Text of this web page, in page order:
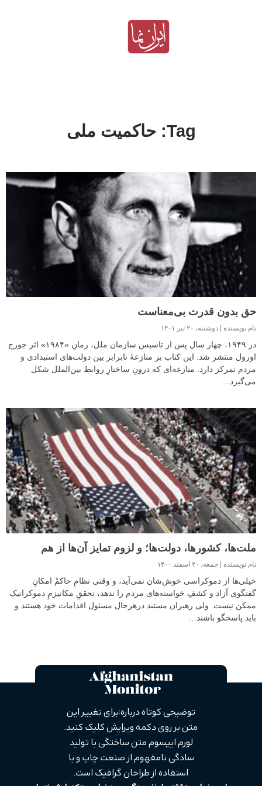
Tag: حاکمیت ملی
حق بدون قدرت بی‌معناست
نام نویسنده دوشنبه، ۲۰ تیر ۱۴۰۱
در ۱۹۴۹، چهار سال پس از تاسیس سازمان ملل، رمانِ «۱۹۸۴» اثر جورج
اورول منتشر شد. این کتاب بر منازعهٔ نابرابر بین دولت‌های استبدادی و
مردم تمرکز دارد. منازعه‌ای که درونِ ساختارِ روابط بین‌الملل شکل
می‌گیرد…
ملت‌ها، کشورها، دولت‌ها؛ و لزوم تمایز آن‌ها از هم
نام نویسنده جمعه، ۲۰ اسفند ۱۴۰۰
خیلی‌ها از دموکراسی خوش‌شان نمی‌آید، و وقتی نظامِ حاکمْ امکانِ
گفتگوی آزاد و کشفِ خواسته‌های مردم را ندهد، تحققِ مکانیزمِ دموکراتیک
ممکن نیست. ولی رهبران مستبد درهرحال مسئول اقدامات خود هستند و
باید پاسخگو باشند…
توضیحی کوتاه درباره: برای تغییر این
متن بر روی دکمه ویرایش کلیک کنید.
لورم ایپسوم متن ساختگی با تولید
سادگی نامفهوم از صنعت چاپ و با
استفاده از طراحان گرافیک است.